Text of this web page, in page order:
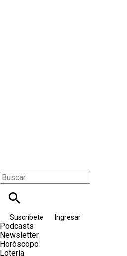
Suscríbete Ingresar
Podcasts
Newsletter
Horóscopo
Lotería